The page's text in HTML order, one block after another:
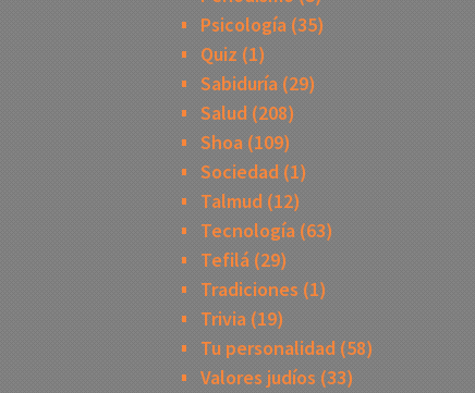
Psicología (35)
Quiz (1)
Sabiduría (29)
Salud (208)
Shoa (109)
Sociedad (1)
Talmud (12)
Tecnología (63)
Tefilá (29)
Tradiciones (1)
Trivia (19)
Tu personalidad (58)
Valores judíos (33)